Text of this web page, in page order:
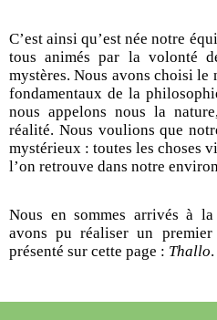
C’est ainsi qu’est née notre
tous animés par la volonté
mystères. Nous avons choisi le
fondamentaux de la
nous appelons nous la
réalité. Nous voulions que
mystérieux : toutes les choses
l’on retrouve dans notre
Nous en sommes arrivés à
avons pu réaliser un
présenté sur cette page : Thallo.